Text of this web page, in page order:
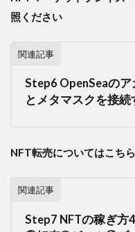
照ください
関連記事
Step6 OpenSeaの
とメタマスクを接続
NFT転売についてはこち
関連記事
Step7 NFTの稼ぎ